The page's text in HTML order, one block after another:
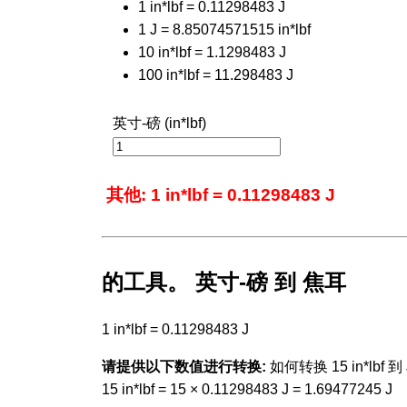
1 in*lbf = 0.11298483 J
1 J = 8.85074571515 in*lbf
10 in*lbf = 1.1298483 J
100 in*lbf = 11.298483 J
英寸-磅 (in*lbf)
其他: 1 in*lbf = 0.11298483 J
的工具。 英寸-磅 到 焦耳
1 in*lbf = 0.11298483 J
请提供以下数值进行转换: 如何转换 15 in*lbf 到
15 in*lbf = 15 × 0.11298483 J = 1.69477245 J